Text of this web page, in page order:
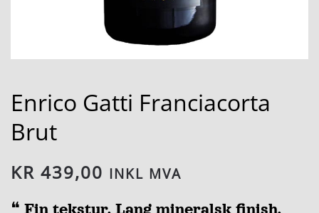
Enrico Gatti Franciacorta
Brut
KR 439,00 INKL MVA
❝ Fin tekstur. Lang mineralsk finish.